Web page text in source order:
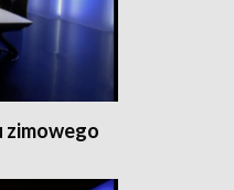
zimowego